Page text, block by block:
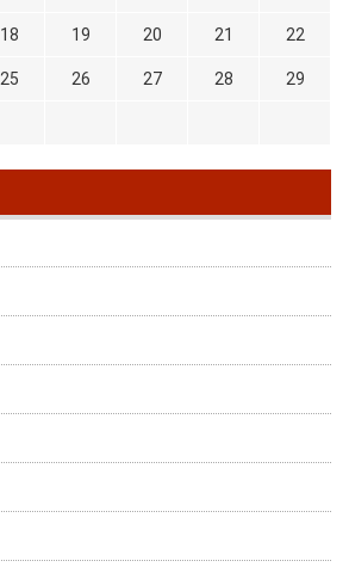
18 19 20 21 22
25 26 27 28 29